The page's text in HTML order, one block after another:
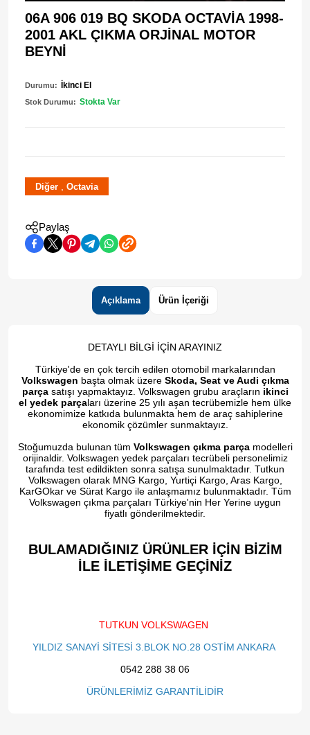
06A 906 019 BQ SKODA OCTAVİA 1998-
2001 AKL ÇIKMA ORJİNAL MOTOR
BEYNİ
Durumu: İkinci El
Stok Durumu: Stokta Var
Diğer Octavia
Paylaş
Açıklama Ürün İçeriği
DETAYLI BİLGİ İÇİN ARAYINIZ
Türkiye'de en çok tercih edilen otomobil markalarından
Volkswagen başta olmak üzere Skoda, Seat ve Audi çıkma
parçasatışı yapmaktayız. Volkswagen grubu araçların ikinci
el yedek parçaları üzerine 25 yılı aşan tecrübemizle hem ülke
ekonomimize katkıda bulunmakta hem de araç sahiplerine
ekonomik çözümler sunmaktayız.
Stoğumuzda bulunan tüm Volkswagen çıkma parçamodelleri
orijinaldir. Volkswagen yedek parçaları tecrübeli personelimiz
tarafında test edildikten sonra satışa sunulmaktadır. Tutkun
Volkswagen olarak MNG Kargo, Yurtiçi Kargo, Aras Kargo,
KarGOkar ve Sürat Kargo ile anlaşmamız bulunmaktadır. Tüm
Volkswagen çıkma parçaları Türkiye'nin Her Yerine uygun
fiyatlı gönderilmektedir.
BULAMADIĞINIZ ÜRÜNLER İÇİN BİZİM
İLE İLETİŞİME GEÇİNİZ​
TUTKUN VOLKSWAGEN
YILDIZ SANAYİ SİTESİ 3.BLOK NO.28 OSTİM ANKARA
0542 288 38 06
ÜRÜNLERİMİZ GARANTİLİDİR